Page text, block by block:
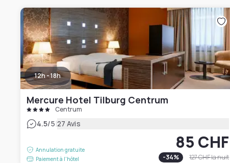
12h - 18h
Mercure Hotel Tilburg Centrum
Centrum
4.5/5|27 Avis
Annulation gratuite
Paiement à l'hôtel
85 CHF
-34% 127 CHFla nuit